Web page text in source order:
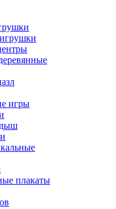
игры
плакаты